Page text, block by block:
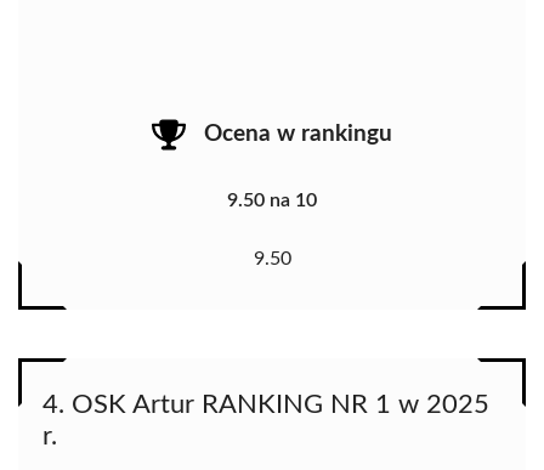
Ocena w rankingu
9.50 na 10
9.50
4. OSK Artur RANKING NR 1 w 2025
r.